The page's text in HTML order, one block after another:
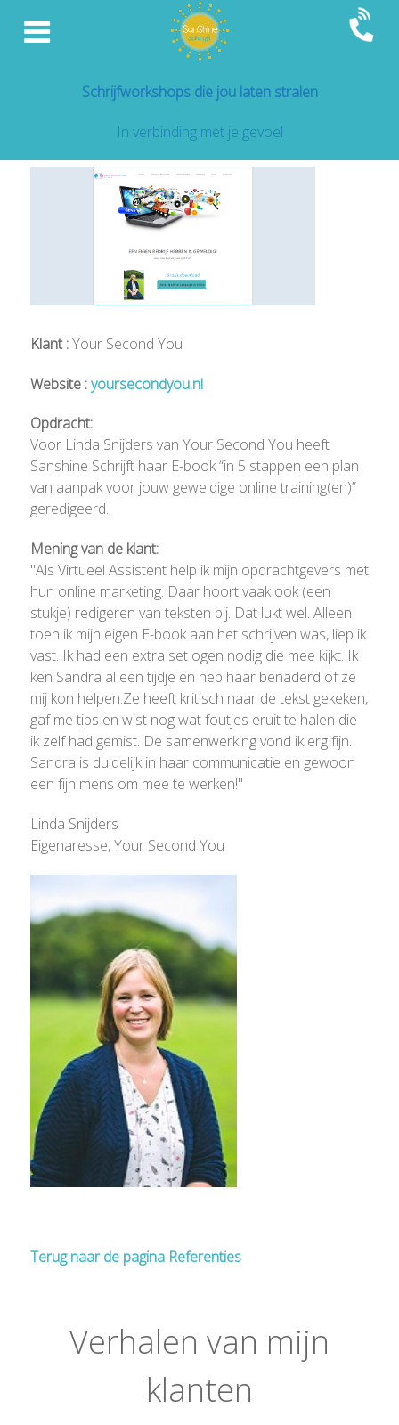
Schrijfworkshops die jou laten stralen
In verbinding met je gevoel
Klant :Your Second You
Website :yoursecondyou.nl
Opdracht:
Voor Linda Snijders van Your Second You heeft
Sanshine Schrijft haar E-book “in 5 stappen een plan
van aanpak voor jouw geweldige online training(en)”
geredigeerd.
Mening van de klant:
"Als Virtueel Assistent help ik mijn opdrachtgevers met
hun online marketing. Daar hoort vaak ook (een
stukje) redigeren van teksten bij. Dat lukt wel. Alleen
toen ik mijn eigen E-book aan het schrijven was, liep ik
vast. Ik had een extra set ogen nodig die mee kijkt. Ik
ken Sandra al een tijdje en heb haar benaderd of ze
mij kon helpen.Ze heeft kritisch naar de tekst gekeken,
gaf me tips en wist nog wat foutjes eruit te halen die
ik zelf had gemist. De samenwerking vond ik erg fijn.
Sandra is duidelijk in haar communicatie en gewoon
een fijn mens om mee te werken!"
Linda Snijders
Eigenaresse, Your Second You
Terug naar de pagina Referenties
Verhalen van mijn
klanten